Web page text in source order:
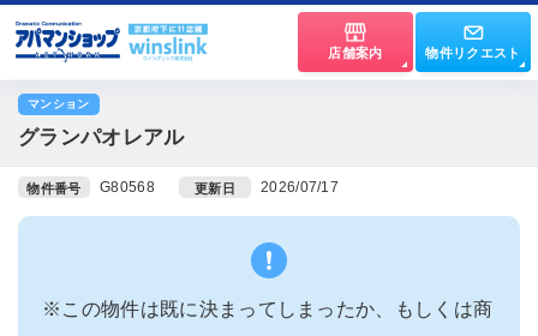
店舗案内 物件リクエスト
マンション
グランパオレアル
物件番号 G80568 更新日 2026/07/17
※この物件は既に決まってしまったか、もしくは商